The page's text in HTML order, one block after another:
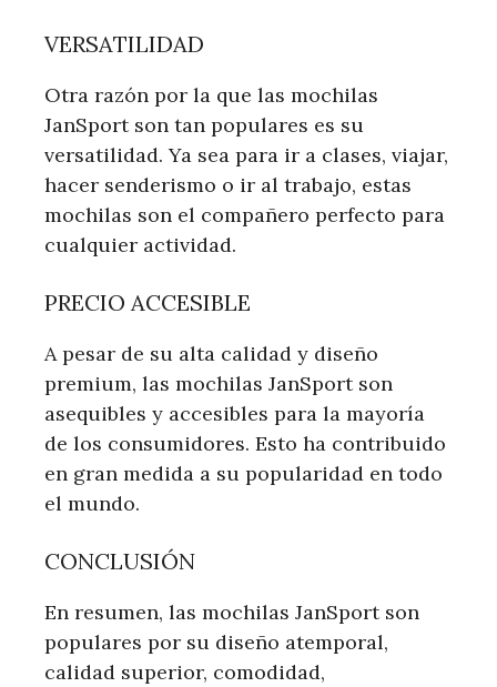
VERSATILIDAD
Otra razón por la que las mochilas
JanSport son tan populares es su
versatilidad. Ya sea para ir a clases, viajar,
hacer senderismo o ir al trabajo, estas
mochilas son el compañero perfecto para
cualquier actividad.
PRECIO ACCESIBLE
A pesar de su alta calidad y diseño
premium, las mochilas JanSport son
asequibles y accesibles para la mayoría
de los consumidores. Esto ha contribuido
en gran medida a su popularidad en todo
el mundo.
CONCLUSIÓN
En resumen, las mochilas JanSport son
populares por su diseño atemporal,
calidad superior, comodidad,